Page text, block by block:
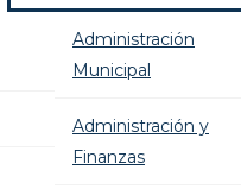
Administración
Municipal
Administración y
Finanzas